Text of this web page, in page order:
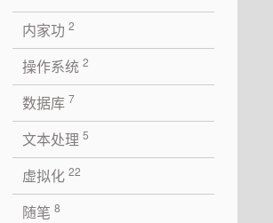
内家功 2
操作系统 2
数据库 7
文本处理 5
虚拟化 22
随笔 8